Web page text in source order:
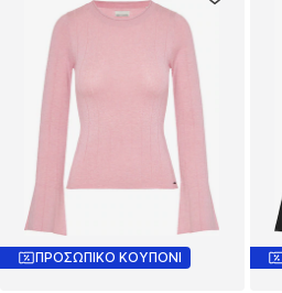
ΠΡΟΣΩΠΙΚΟ ΚΟΥΠΟΝΙ